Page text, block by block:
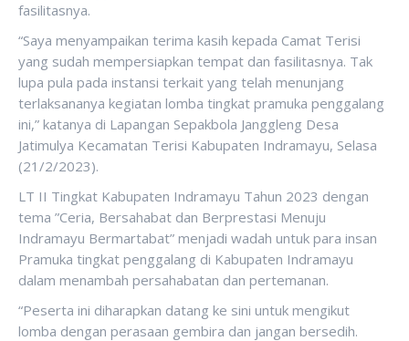
fasilitasnya.
“Saya menyampaikan terima kasih kepada Camat Terisi
yang sudah mempersiapkan tempat dan fasilitasnya. Tak
lupa pula pada instansi terkait yang telah menunjang
terlaksananya kegiatan lomba tingkat pramuka penggalang
ini,” katanya di Lapangan Sepakbola Janggleng Desa
Jatimulya Kecamatan Terisi Kabupaten Indramayu, Selasa
(21/2/2023).
LT II Tingkat Kabupaten Indramayu Tahun 2023 dengan
tema ”Ceria, Bersahabat dan Berprestasi Menuju
Indramayu Bermartabat” menjadi wadah untuk para insan
Pramuka tingkat penggalang di Kabupaten Indramayu
dalam menambah persahabatan dan pertemanan.
“Peserta ini diharapkan datang ke sini untuk mengikut
lomba dengan perasaan gembira dan jangan bersedih.